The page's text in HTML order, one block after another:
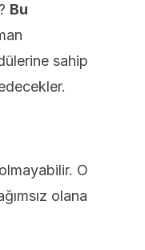
Bu
sahip
O
olana